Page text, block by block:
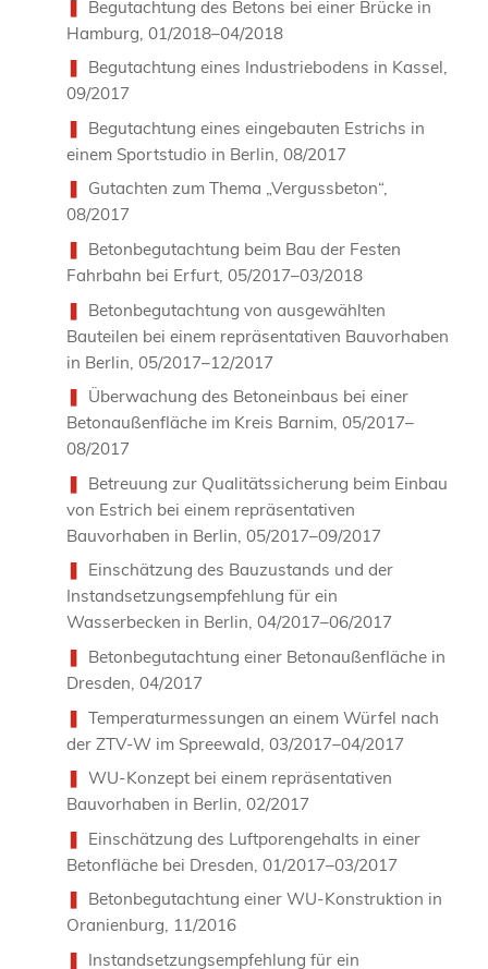
Begutachtung des Betons bei einer Brücke in
Hamburg, 01/2018–04/2018
Begutachtung eines Industriebodens in Kassel,
09/2017
Begutachtung eines eingebauten Estrichs in
einem Sportstudio in Berlin, 08/2017
Gutachten zum Thema „Vergussbeton“,
08/2017
Betonbegutachtung beim Bau der Festen
Fahrbahn bei Erfurt, 05/2017–03/2018
Betonbegutachtung von ausgewählten
Bauteilen bei einem repräsentativen Bauvorhaben
in Berlin, 05/2017–12/2017
Überwachung des Betoneinbaus bei einer
Betonaußenfläche im Kreis Barnim, 05/2017–
08/2017
Betreuung zur Qualitätssicherung beim Einbau
von Estrich bei einem repräsentativen
Bauvorhaben in Berlin, 05/2017–09/2017
Einschätzung des Bauzustands und der
Instandsetzungsempfehlung für ein
Wasserbecken in Berlin, 04/2017–06/2017
Betonbegutachtung einer Betonaußenfläche in
Dresden, 04/2017
Temperaturmessungen an einem Würfel nach
der ZTV-W im Spreewald, 03/2017–04/2017
WU-Konzept bei einem repräsentativen
Bauvorhaben in Berlin, 02/2017
Einschätzung des Luftporengehalts in einer
Betonfläche bei Dresden, 01/2017–03/2017
Betonbegutachtung einer WU-Konstruktion in
Oranienburg, 11/2016
Instandsetzungsempfehlung für ein